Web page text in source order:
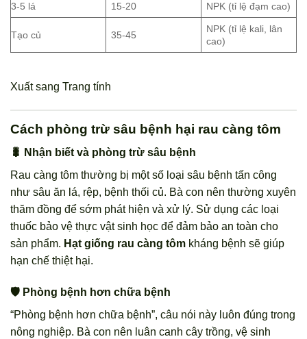
3-5 lá 15-20 NPK (tỉ lệ đạm cao)
Tạo củ 35-45
NPK (tỉ lệ kali, lân
cao)
Xuất sang Trang tính
Cách phòng trừ sâu bệnh hại rau càng tôm
🐛 Nhận biết và phòng trừ sâu bệnh
Rau càng tôm thường bị một số loại sâu bệnh tấn công
như sâu ăn lá, rệp, bệnh thối củ. Bà con nên thường xuyên
thăm đồng để sớm phát hiện và xử lý. Sử dụng các loại
thuốc bảo vệ thực vật sinh học để đảm bảo an toàn cho
sản phẩm. Hạt giống rau càng tôm kháng bệnh sẽ giúp
hạn chế thiệt hại.
🛡️ Phòng bệnh hơn chữa bệnh
“Phòng bệnh hơn chữa bệnh”, câu nói này luôn đúng trong
nông nghiệp. Bà con nên luân canh cây trồng, vệ sinh